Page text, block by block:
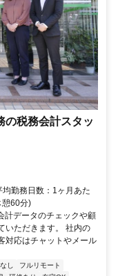
の税務会計スタッ
勤務日数：1ヶ月あた
憩60分)
計データのチェックや顧
いただきます。 社内の
対応はチャットやメール
し
フルリモート